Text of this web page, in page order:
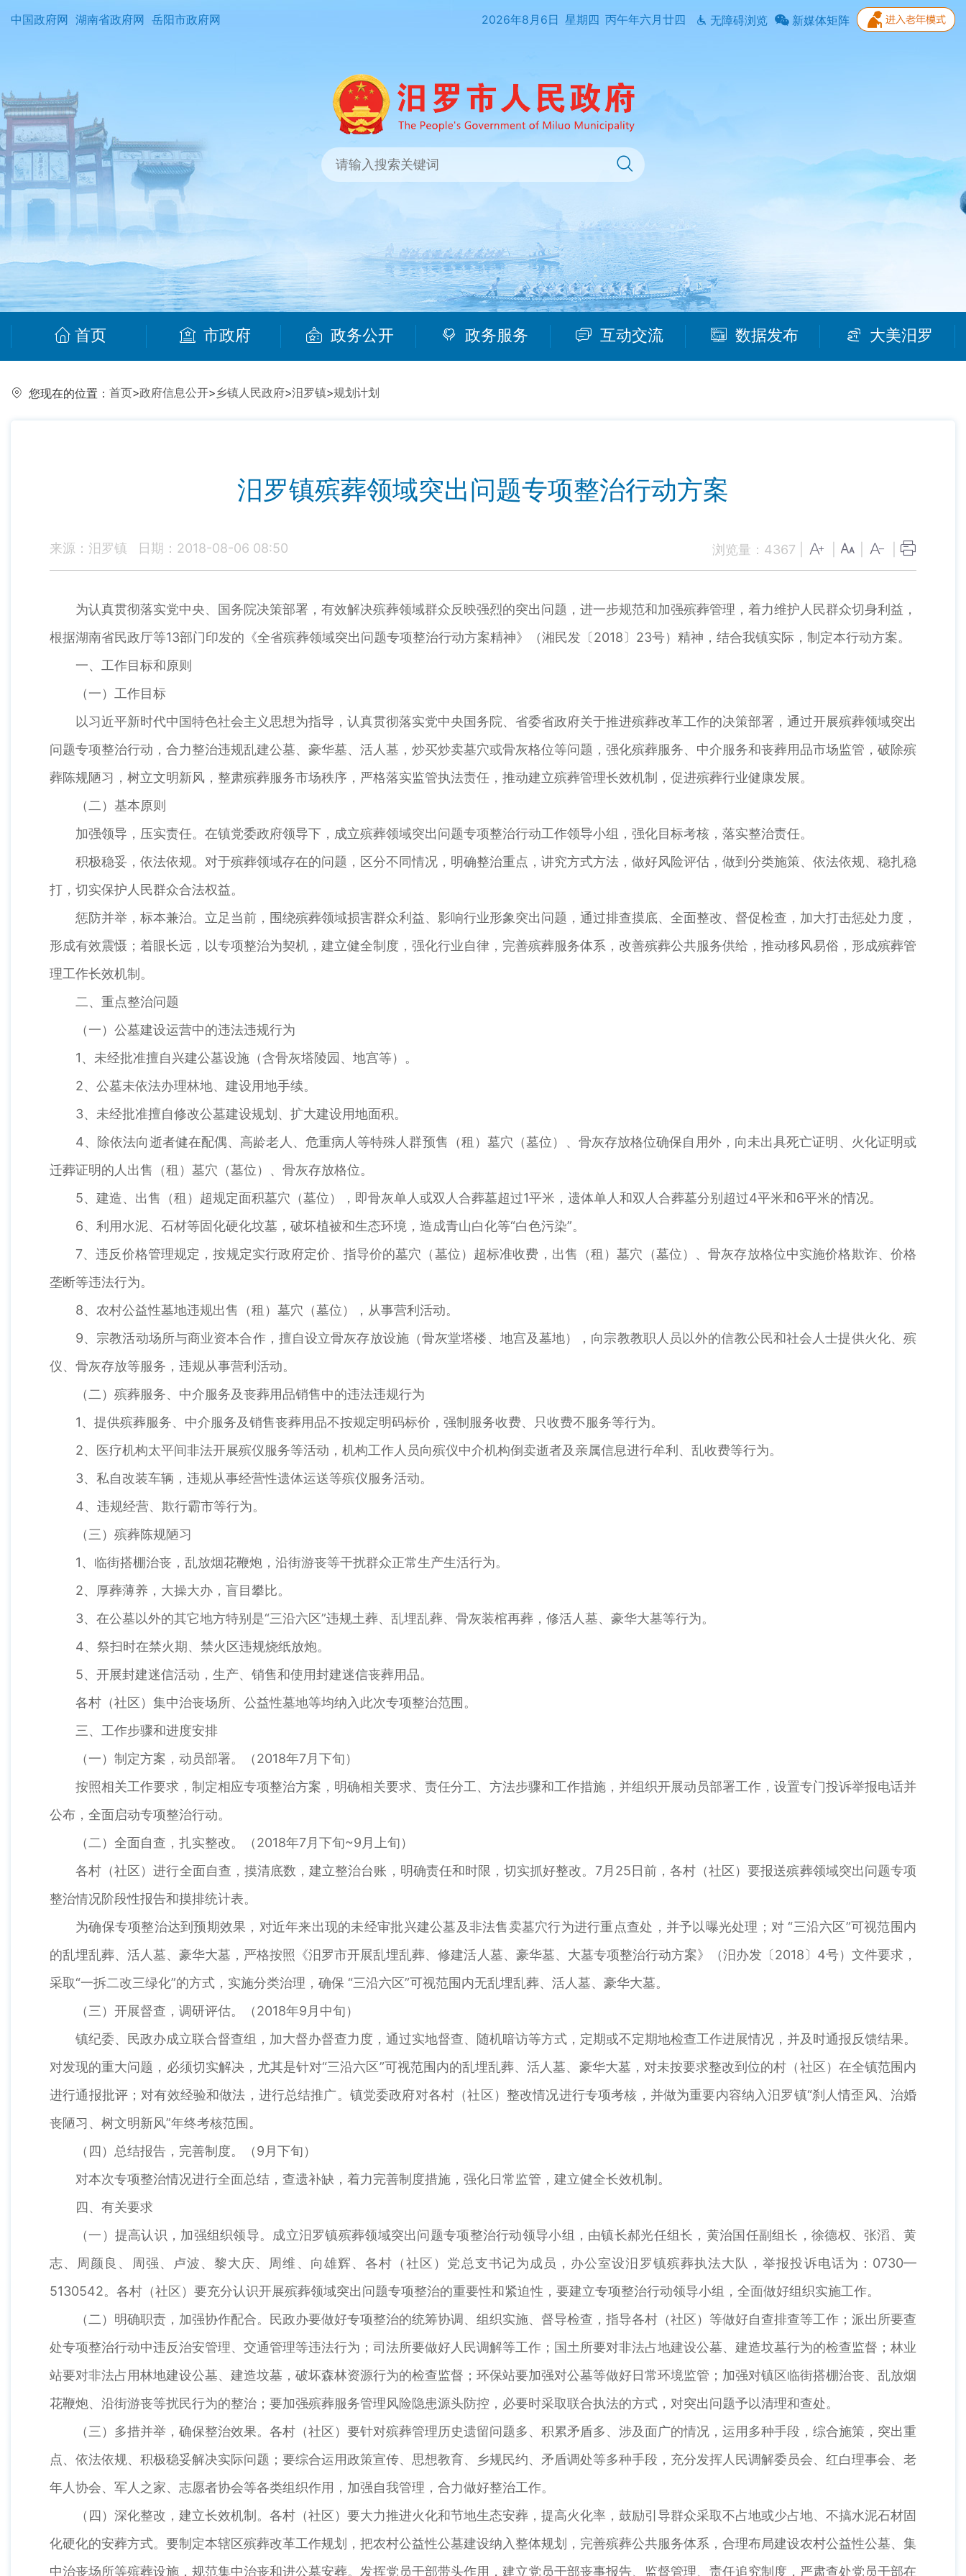
中国政府网 湖南省政府网 岳阳市政府网 2026年8月6日 星期四 丙午年六月廿四 无障碍浏览 新媒体矩阵
首页 市政府 政务公开 政务服务 互动交流 数据发布 大美汨罗
您现在的位置： 首页>政府信息公开>乡镇人民政府>汨罗镇>规划计划
汨罗镇殡葬领域突出问题专项整治行动方案
来源：汨罗镇 日期：2018-08-06 08:50 浏览量： 4367
为认真贯彻落实党中央、国务院决策部署，有效解决殡葬领域群众反映强烈的突出问题，进一步规范和加强殡葬管理，着力维护人民群众切身利益，
根据湖南省民政厅等13部门印发的《全省殡葬领域突出问题专项整治行动方案精神》（湘民发〔2018〕23号）精神，结合我镇实际，制定本行动方案。
一、工作目标和原则
（一）工作目标
以习近平新时代中国特色社会主义思想为指导，认真贯彻落实党中央国务院、省委省政府关于推进殡葬改革工作的决策部署，通过开展殡葬领域突出
问题专项整治行动，合力整治违规乱建公墓、豪华墓、活人墓，炒买炒卖墓穴或骨灰格位等问题，强化殡葬服务、中介服务和丧葬用品市场监管，破除殡
葬陈规陋习，树立文明新风，整肃殡葬服务市场秩序，严格落实监管执法责任，推动建立殡葬管理长效机制，促进殡葬行业健康发展。
（二）基本原则
加强领导，压实责任。在镇党委政府领导下，成立殡葬领域突出问题专项整治行动工作领导小组，强化目标考核，落实整治责任。
积极稳妥，依法依规。对于殡葬领域存在的问题，区分不同情况，明确整治重点，讲究方式方法，做好风险评估，做到分类施策、依法依规、稳扎稳
打，切实保护人民群众合法权益。
惩防并举，标本兼治。立足当前，围绕殡葬领域损害群众利益、影响行业形象突出问题，通过排查摸底、全面整改、督促检查，加大打击惩处力度，
形成有效震慑；着眼长远，以专项整治为契机，建立健全制度，强化行业自律，完善殡葬服务体系，改善殡葬公共服务供给，推动移风易俗，形成殡葬管
理工作长效机制。
二、重点整治问题
（一）公墓建设运营中的违法违规行为
1、未经批准擅自兴建公墓设施（含骨灰塔陵园、地宫等）。
2、公墓未依法办理林地、建设用地手续。
3、未经批准擅自修改公墓建设规划、扩大建设用地面积。
4、除依法向逝者健在配偶、高龄老人、危重病人等特殊人群预售（租）墓穴（墓位）、骨灰存放格位确保自用外，向未出具死亡证明、火化证明或
迁葬证明的人出售（租）墓穴（墓位）、骨灰存放格位。
5、建造、出售（租）超规定面积墓穴（墓位），即骨灰单人或双人合葬墓超过1平米，遗体单人和双人合葬墓分别超过4平米和6平米的情况。
6、利用水泥、石材等固化硬化坟墓，破坏植被和生态环境，造成青山白化等“白色污染”。
7、违反价格管理规定，按规定实行政府定价、指导价的墓穴（墓位）超标准收费，出售（租）墓穴（墓位）、骨灰存放格位中实施价格欺诈、价格
垄断等违法行为。
8、农村公益性墓地违规出售（租）墓穴（墓位），从事营利活动。
9、宗教活动场所与商业资本合作，擅自设立骨灰存放设施（骨灰堂塔楼、地宫及墓地），向宗教教职人员以外的信教公民和社会人士提供火化、殡
仪、骨灰存放等服务，违规从事营利活动。
（二）殡葬服务、中介服务及丧葬用品销售中的违法违规行为
1、提供殡葬服务、中介服务及销售丧葬用品不按规定明码标价，强制服务收费、只收费不服务等行为。
2、医疗机构太平间非法开展殡仪服务等活动，机构工作人员向殡仪中介机构倒卖逝者及亲属信息进行牟利、乱收费等行为。
3、私自改装车辆，违规从事经营性遗体运送等殡仪服务活动。
4、违规经营、欺行霸市等行为。
（三）殡葬陈规陋习
1、临街搭棚治丧，乱放烟花鞭炮，沿街游丧等干扰群众正常生产生活行为。
2、厚葬薄养，大操大办，盲目攀比。
3、在公墓以外的其它地方特别是“三沿六区”违规土葬、乱埋乱葬、骨灰装棺再葬，修活人墓、豪华大墓等行为。
4、祭扫时在禁火期、禁火区违规烧纸放炮。
5、开展封建迷信活动，生产、销售和使用封建迷信丧葬用品。
各村（社区）集中治丧场所、公益性墓地等均纳入此次专项整治范围。
三、工作步骤和进度安排
（一）制定方案，动员部署。（2018年7月下旬）
按照相关工作要求，制定相应专项整治方案，明确相关要求、责任分工、方法步骤和工作措施，并组织开展动员部署工作，设置专门投诉举报电话并
公布，全面启动专项整治行动。
（二）全面自查，扎实整改。（2018年7月下旬~9月上旬）
各村（社区）进行全面自查，摸清底数，建立整治台账，明确责任和时限，切实抓好整改。7月25日前，各村（社区）要报送殡葬领域突出问题专项
整治情况阶段性报告和摸排统计表。
为确保专项整治达到预期效果，对近年来出现的未经审批兴建公墓及非法售卖墓穴行为进行重点查处，并予以曝光处理；对 “三沿六区”可视范围内
的乱埋乱葬、活人墓、豪华大墓，严格按照《汨罗市开展乱埋乱葬、修建活人墓、豪华墓、大墓专项整治行动方案》（汨办发〔2018〕4号）文件要求，
采取“一拆二改三绿化”的方式，实施分类治理，确保 “三沿六区”可视范围内无乱埋乱葬、活人墓、豪华大墓。
（三）开展督查，调研评估。（2018年9月中旬）
镇纪委、民政办成立联合督查组，加大督办督查力度，通过实地督查、随机暗访等方式，定期或不定期地检查工作进展情况，并及时通报反馈结果。
对发现的重大问题，必须切实解决，尤其是针对“三沿六区”可视范围内的乱埋乱葬、活人墓、豪华大墓，对未按要求整改到位的村（社区）在全镇范围内
进行通报批评；对有效经验和做法，进行总结推广。镇党委政府对各村（社区）整改情况进行专项考核，并做为重要内容纳入汨罗镇“刹人情歪风、治婚
丧陋习、树文明新风”年终考核范围。
（四）总结报告，完善制度。（9月下旬）
对本次专项整治情况进行全面总结，查遗补缺，着力完善制度措施，强化日常监管，建立健全长效机制。
四、有关要求
（一）提高认识，加强组织领导。成立汨罗镇殡葬领域突出问题专项整治行动领导小组，由镇长郝光任组长，黄治国任副组长，徐德权、张滔、黄
志、周颜良、周强、卢波、黎大庆、周维、向雄辉、各村（社区）党总支书记为成员，办公室设汨罗镇殡葬执法大队，举报投诉电话为：0730—
5130542。各村（社区）要充分认识开展殡葬领域突出问题专项整治的重要性和紧迫性，要建立专项整治行动领导小组，全面做好组织实施工作。
（二）明确职责，加强协作配合。民政办要做好专项整治的统筹协调、组织实施、督导检查，指导各村（社区）等做好自查排查等工作；派出所要查
处专项整治行动中违反治安管理、交通管理等违法行为；司法所要做好人民调解等工作；国土所要对非法占地建设公墓、建造坟墓行为的检查监督；林业
站要对非法占用林地建设公墓、建造坟墓，破坏森林资源行为的检查监督；环保站要加强对公墓等做好日常环境监管；加强对镇区临街搭棚治丧、乱放烟
花鞭炮、沿街游丧等扰民行为的整治；要加强殡葬服务管理风险隐患源头防控，必要时采取联合执法的方式，对突出问题予以清理和查处。
（三）多措并举，确保整治效果。各村（社区）要针对殡葬管理历史遗留问题多、积累矛盾多、涉及面广的情况，运用多种手段，综合施策，突出重
点、依法依规、积极稳妥解决实际问题；要综合运用政策宣传、思想教育、乡规民约、矛盾调处等多种手段，充分发挥人民调解委员会、红白理事会、老
年人协会、军人之家、志愿者协会等各类组织作用，加强自我管理，合力做好整治工作。
（四）深化整改，建立长效机制。各村（社区）要大力推进火化和节地生态安葬，提高火化率，鼓励引导群众采取不占地或少占地、不搞水泥石材固
化硬化的安葬方式。要制定本辖区殡葬改革工作规划，把农村公益性公墓建设纳入整体规划，完善殡葬公共服务体系，合理布局建设农村公益性公墓、集
中治丧场所等殡葬设施，规范集中治丧和进公墓安葬。发挥党员干部带头作用，建立党员干部丧事报告、监督管理、责任追究制度，严肃查处党员干部在